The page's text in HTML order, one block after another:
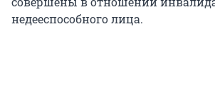
недееспособного лица.